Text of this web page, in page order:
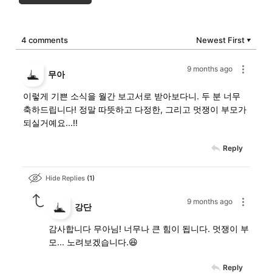
4 comments Newest First ▼
9 months ago
무아
이렇게 기쁜 소식을 월간 보고서로 받아보다니. 두 분 너무
축하드립니다! 정말 따뜻하고 다정한, 그리고 멋쟁이 부모가
되실거예요...!!
Reply
Hide Replies 1
9 months ago
강단
감사합니다 무아님! 너무나 큰 힘이 됩니다. 멋쟁이 부
모... 노려보겠습니다.😆
Reply